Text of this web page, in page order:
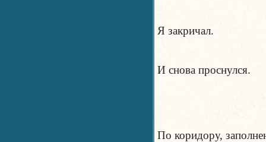
Я закричал.
И снова проснулся.
По коридору,